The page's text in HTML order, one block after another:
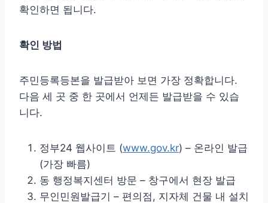
확인하면 됩니다.
확인 방법
주민등록등본을 발급받아 보면 가장 정확합니다.
다음 세 곳 중 한 곳에서 언제든 발급받을 수 있습
니다.
정부24 웹사이트 (www.gov.kr) – 온라인 발급
(가장 빠름)
동 행정복지센터 방문 – 창구에서 현장 발급
무인민원발급기 – 편의점, 지자체 건물 내 설치